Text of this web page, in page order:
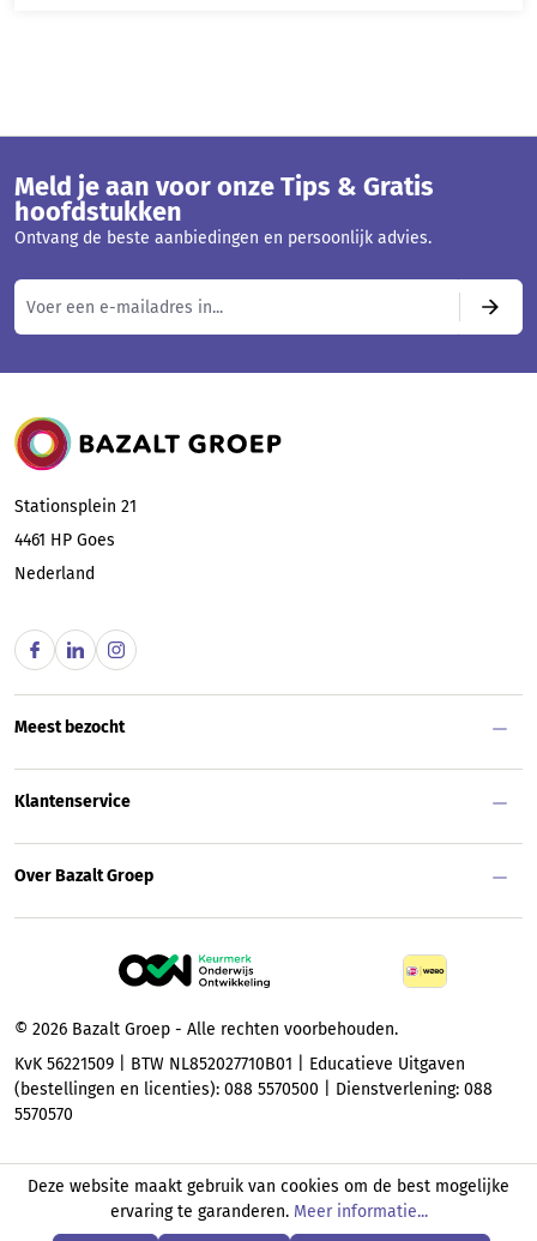
Meld je aan voor onze Tips & Gratis
hoofdstukken
Ontvang de beste aanbiedingen en persoonlijk advies.
Bazalt Groep
Stationsplein 21
4461 HP Goes
Nederland
Meest bezocht
Klantenservice
Over Bazalt Groep
© 2026 Bazalt Groep - Alle rechten voorbehouden.
KvK 56221509 | BTW NL852027710B01 | Educatieve Uitgaven
(bestellingen en licenties): 088 5570500 | Dienstverlening: 088
5570570
Deze website maakt gebruik van cookies om de best mogelijke
ervaring te garanderen. Meer informatie...